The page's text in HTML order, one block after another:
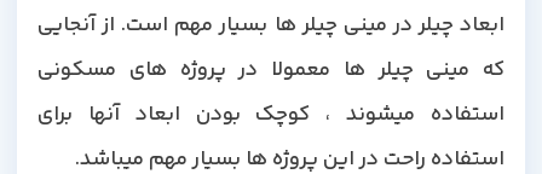
ابعاد چیلر در مینی چیلر ها بسیار مهم است. از آنجایی
که مینی چیلر ها معمولا در پروژه های مسکونی
استفاده میشوند ، کوچک بودن ابعاد آنها برای
استفاده راحت در این پروژه ها بسیار مهم میباشد.